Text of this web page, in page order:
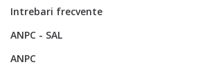
Intrebari frecvente
ANPC - SAL
ANPC